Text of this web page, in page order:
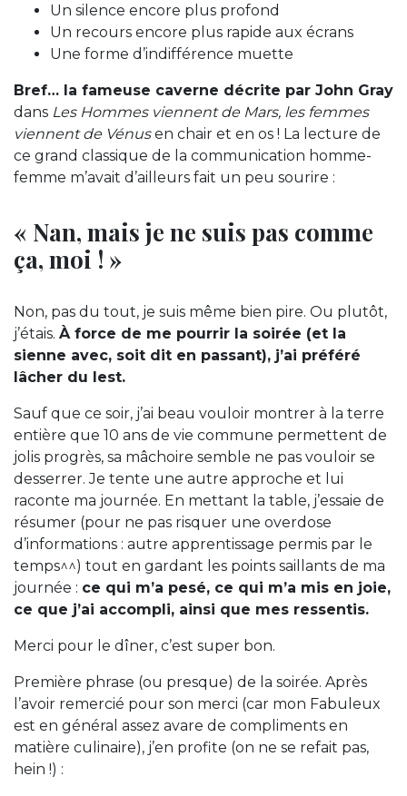
Un silence encore plus profond
Un recours encore plus rapide aux écrans
Une forme d’indifférence muette
Bref… la fameuse caverne décrite par John Gray
dans Les Hommes viennent de Mars, les femmes
viennent de Vénusen chair et en os ! La lecture de
ce grand classique de la communication homme-
femme m’avait d’ailleurs fait un peu sourire :
« Nan, mais je ne suis pas comme
ça, moi ! »
Non, pas du tout, je suis même bien pire. Ou plutôt,
j’étais. À force de me pourrir la soirée (et la
sienne avec, soit dit en passant), j’ai préféré
lâcher du lest.
Sauf que ce soir, j’ai beau vouloir montrer à la terre
entière que 10 ans de vie commune permettent de
jolis progrès, sa mâchoire semble ne pas vouloir se
desserrer. Je tente une autre approche et lui
raconte ma journée. En mettant la table, j’essaie de
résumer (pour ne pas risquer une overdose
d’informations : autre apprentissage permis par le
temps^^) tout en gardant les points saillants de ma
journée : ce qui m’a pesé, ce qui m’a mis en joie,
ce que j’ai accompli, ainsi que mes ressentis.
Merci pour le dîner, c’est super bon.
Première phrase (ou presque) de la soirée. Après
l’avoir remercié pour son merci (car mon Fabuleux
est en général assez avare de compliments en
matière culinaire), j’en profite (on ne se refait pas,
hein !) :